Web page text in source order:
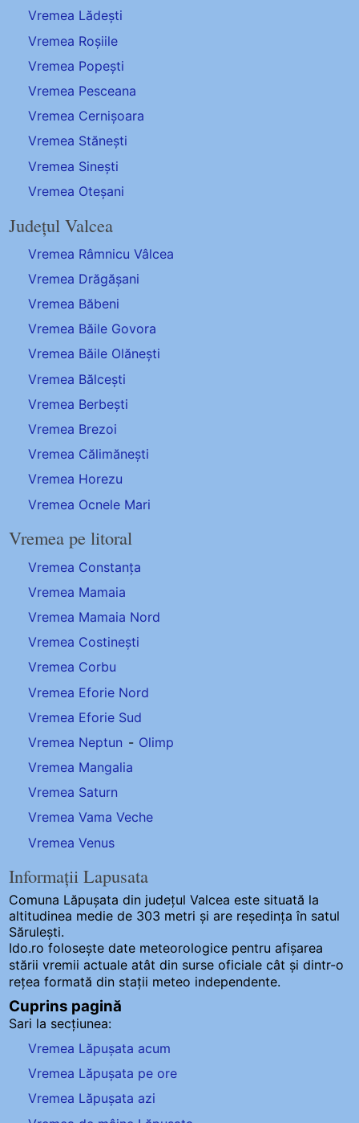
Vremea Lădești
Vremea Roșiile
Vremea Popești
Vremea Pesceana
Vremea Cernișoara
Vremea Stănești
Vremea Sinești
Vremea Oteșani
Județul Valcea
Vremea Râmnicu Vâlcea
Vremea Drăgășani
Vremea Băbeni
Vremea Băile Govora
Vremea Băile Olănești
Vremea Bălcești
Vremea Berbești
Vremea Brezoi
Vremea Călimănești
Vremea Horezu
Vremea Ocnele Mari
Vremea pe litoral
Vremea Constanța
Vremea Mamaia
Vremea Mamaia Nord
Vremea Costinești
Vremea Corbu
Vremea Eforie Nord
Vremea Eforie Sud
Vremea Neptun - Olimp
Vremea Mangalia
Vremea Saturn
Vremea Vama Veche
Vremea Venus
Informații Lapusata
Comuna Lăpușata din județul Valcea este situată la
altitudinea medie de 303 metri și are reședința în satul
Sărulești.
Ido.ro folosește date meteorologice pentru afișarea
stării vremii actuale atât din surse oficiale cât și dintr-o
rețea formată din stații meteo independente.
Cuprins pagină
Sari la secțiunea:
Vremea Lăpușata acum
Vremea Lăpușata pe ore
Vremea Lăpușata azi